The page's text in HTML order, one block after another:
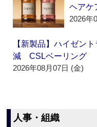
ヘアケ
2026年
【新製品】ハイゼン
減 CSLベーリング
2026年08月07日 (金)
人事・組織